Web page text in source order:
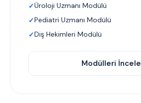
Üroloji Uzmanı Modülü
Pediatri Uzmanı Modülü
Diş Hekimleri Modülü
Modülleri İncele